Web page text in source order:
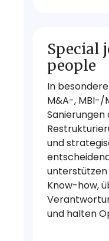
Special
people
In
M&A-, MBI-/
Sanierungen
und
Know-how,
und halten